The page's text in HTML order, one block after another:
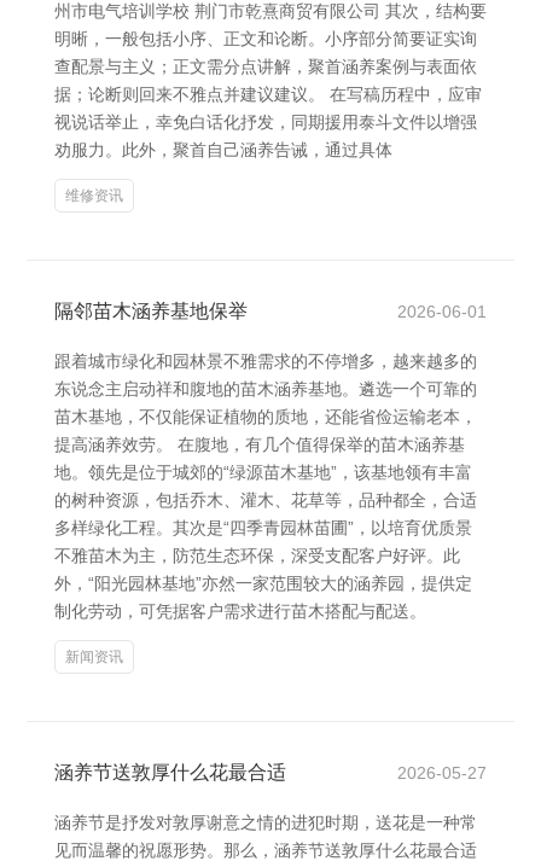
州市电气培训学校 荆门市乾熹商贸有限公司 其次，结构要
明晰，一般包括小序、正文和论断。小序部分简要证实询
查配景与主义；正文需分点讲解，聚首涵养案例与表面依
据；论断则回来不雅点并建议建议。 在写稿历程中，应审
视说话举止，幸免白话化抒发，同期援用泰斗文件以增强
劝服力。此外，聚首自己涵养告诫，通过具体
维修资讯
隔邻苗木涵养基地保举 2026-06-01
跟着城市绿化和园林景不雅需求的不停增多，越来越多的
东说念主启动祥和腹地的苗木涵养基地。遴选一个可靠的
苗木基地，不仅能保证植物的质地，还能省俭运输老本，
提高涵养效劳。 在腹地，有几个值得保举的苗木涵养基
地。领先是位于城郊的“绿源苗木基地”，该基地领有丰富
的树种资源，包括乔木、灌木、花草等，品种都全，合适
多样绿化工程。其次是“四季青园林苗圃”，以培育优质景
不雅苗木为主，防范生态环保，深受支配客户好评。此
外，“阳光园林基地”亦然一家范围较大的涵养园，提供定
制化劳动，可凭据客户需求进行苗木搭配与配送。
新闻资讯
涵养节送敦厚什么花最合适 2026-05-27
涵养节是抒发对敦厚谢意之情的进犯时期，送花是一种常
见而温馨的祝愿形势。那么，涵养节送敦厚什么花最合适